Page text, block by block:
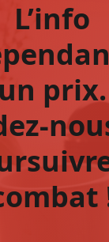
L’info
un prix.